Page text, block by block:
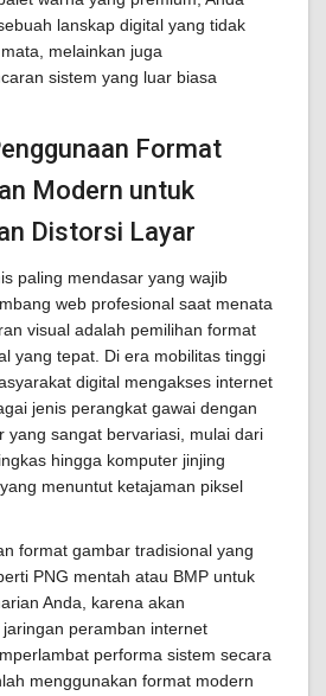
lanskap digital yang tidak
melainkan juga
sistem yang luar biasa
Format
Modern untuk
Distorsi Layar
paling mendasar yang wajib
web profesional saat menata
visual adalah pemilihan format
yang tepat. Di era mobilitas tinggi
digital mengakses internet
jenis perangkat gawai dengan
yang sangat bervariasi, mulai dari
hingga komputer jinjing
menuntut ketajaman piksel
format gambar tradisional yang
PNG mentah atau BMP untuk
Anda, karena akan
peramban internet
performa sistem secara
menggunakan format modern